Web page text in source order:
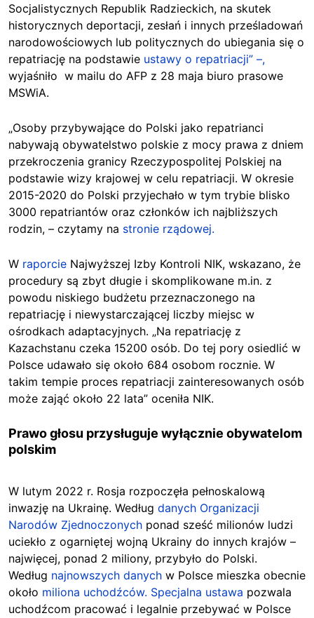
Socjalistycznych Republik Radzieckich, na skutek
historycznych deportacji, zesłań i innych prześladowań
narodowościowych lub politycznych do ubiegania się o
repatriację na podstawie ustawy o repatriacji” –,
wyjaśniło w mailu do AFP z 28 maja biuro prasowe
MSWiA.
„Osoby przybywające do Polski jako repatrianci
nabywają obywatelstwo polskie z mocy prawa z dniem
przekroczenia granicy Rzeczypospolitej Polskiej na
podstawie wizy krajowej w celu repatriacji. W okresie
2015-2020 do Polski przyjechało w tym trybie blisko
3000 repatriantów oraz członków ich najbliższych
rodzin, – czytamy na stronie rządowej.
W raporcie Najwyższej Izby Kontroli NIK, wskazano, że
procedury są zbyt długie i skomplikowane m.in. z
powodu niskiego budżetu przeznaczonego na
repatriację i niewystarczającej liczby miejsc w
ośrodkach adaptacyjnych. „Na repatriację z
Kazachstanu czeka 15200 osób. Do tej pory osiedlić w
Polsce udawało się około 684 osobom rocznie. W
takim tempie proces repatriacji zainteresowanych osób
może zająć około 22 lata” oceniła NIK.
Prawo głosu przysługuje wyłącznie obywatelom
polskim
W lutym 2022 r. Rosja rozpoczęła pełnoskalową
inwazję na Ukrainę. Według danych Organizacji
Narodów Zjednoczonych ponad sześć milionów ludzi
uciekło z ogarniętej wojną Ukrainy do innych krajów –
najwięcej, ponad 2 miliony, przybyło do Polski.
Według najnowszych danych w Polsce mieszka obecnie
około miliona uchodźców. Specjalna ustawa pozwala
uchodźcom pracować i legalnie przebywać w Polsce